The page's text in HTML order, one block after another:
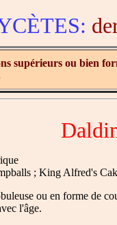
ou bien
; King Alfred's
ou en forme de
l'âge.